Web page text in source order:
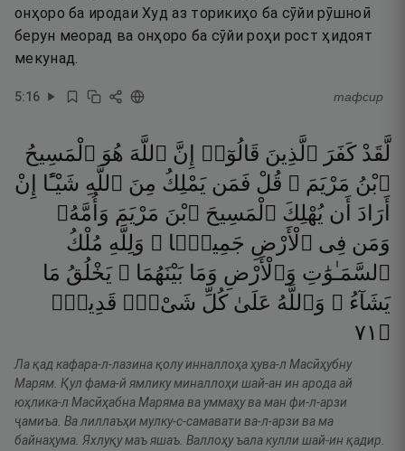
онҳоро ба иродаи Худ аз торикиҳо ба сӯйи рӯшноӣ
берун меорад ва онҳоро ба сӯйи роҳи рост ҳидоят
мекунад.
5:16 тафсир
لَّقَدْ كَفَرَ ٱلَّذِينَ قَالُوٓا۟ إِنَّ ٱللَّهَ هُوَ ٱلْمَسِيحُ
ٱبْنُ مَرْيَمَ ۚ قُلْ فَمَن يَمْلِكُ مِنَ ٱللَّهِ شَيْـًٔا
إِنْ
أَرَادَ
أَن يُهْلِكَ ٱلْمَسِيحَ ٱبْنَ مَرْيَمَ وَأُمَّهُۥ
وَمَن فِى ٱلْأَرْضِ جَمِيعًۭا ۗ وَلِلَّهِ مُلْكُ
ٱلسَّمَـٰوَٰتِ وَٱلْأَرْضِ وَمَا بَيْنَهُمَا ۚ يَخْلُقُ مَا
يَشَآءُ ۚ وَٱللَّهُ عَلَىٰ كُلِّ شَىْءٍۢ قَدِيرٌۭ
۝ ١٧
Ла қад кафара-л-лазина қолу инналлоҳа ҳува-л Масӣҳубну
Марям. Қул фама-й ямлику миналлоҳи шай-ан ин арода ай
юҳлика-л Масӣҳабна Маряма ва уммаҳу ва ман фи-л-арзи
ҷамиъа. Ва лиллаъҳи мулку-с-самавати ва-л-арзи ва ма
байнаҳума. Яхлуқу маъ яшаъ. Валлоҳу ъала кулли шай-ин қадир.